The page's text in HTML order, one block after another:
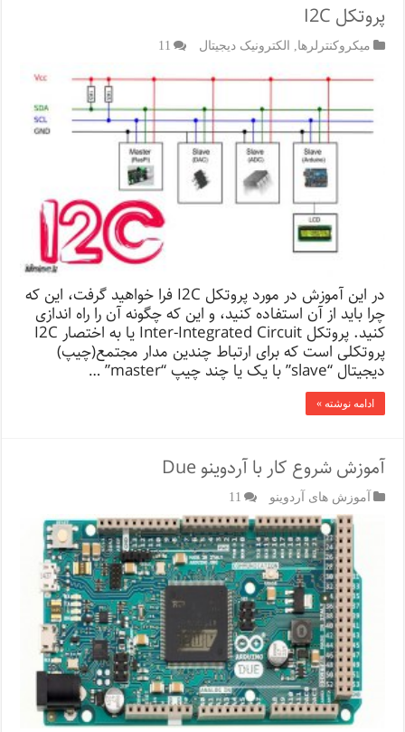
پروتکل I2C
میکروکنترلرها الکترونیک دیجیتال 11
در این آموزش در مورد پروتکل I2C فرا خواهید گرفت، این که
چرا باید از آن استفاده کنید، و این که چگونه آن را راه اندازی
کنید. پروتکل Inter-Integrated Circuit یا به اختصار I2C
پروتکلی است که برای ارتباط چندین مدار مجتمع(چیپ)
دیجیتال “slave” با یک یا چند چیپ “master” …
ادامه نوشته »
آموزش شروع کار با آردوینو Due
آموزش های آردوینو 11